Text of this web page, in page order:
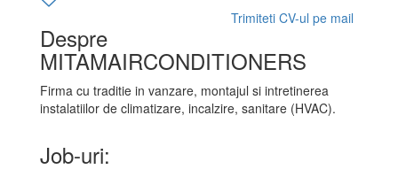
Trimiteti CV-ul pe mail
Despre
MITAMAIRCONDITIONERS
Firma cu traditie in vanzare, montajul si intretinerea
instalatiilor de climatizare, incalzire, sanitare (HVAC).
Job-uri: